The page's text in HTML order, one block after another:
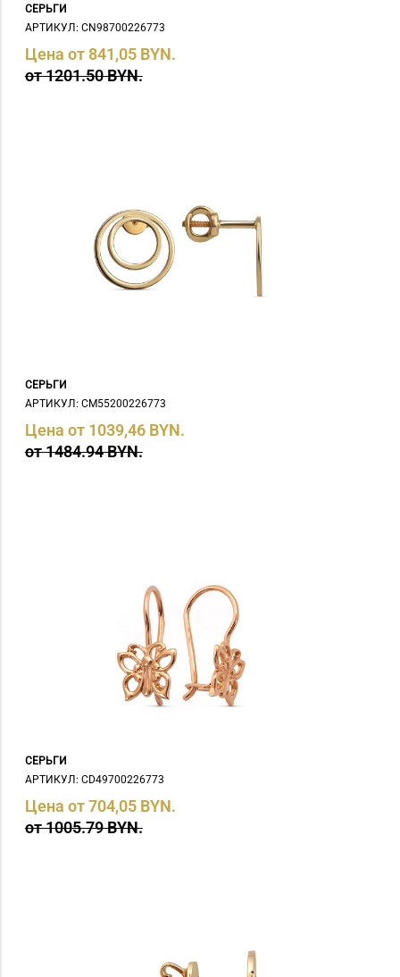
СЕРЬГИ
АРТИКУЛ: СN98700226773
Цена от 841,05 BYN.
от 1201.50 BYN.
СЕРЬГИ
АРТИКУЛ: СM55200226773
Цена от 1039,46 BYN.
от 1484.94 BYN.
СЕРЬГИ
АРТИКУЛ: СD49700226773
Цена от 704,05 BYN.
от 1005.79 BYN.